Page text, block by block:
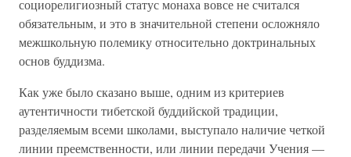
социорелигиозный статус монаха вовсе не считался
обязательным, и это в значительной степени осложняло
межшкольную полемику относительно доктринальных
основ буддизма.
Как уже было сказано выше, одним из критериев
аутентичности тибетской буддийской традиции,
разделяемым всеми школами, выступало наличие четкой
линии преемственности, или линии передачи Учения —